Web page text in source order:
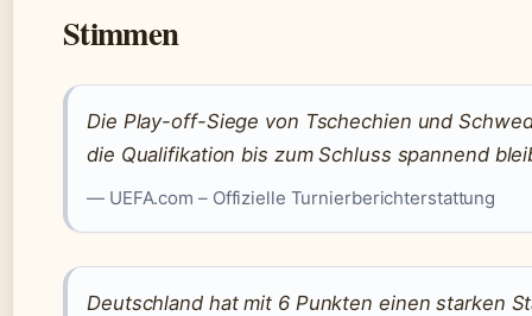
Stimmen
Die Play-off-Siege von Tschechien und
die Qualifikation bis zum Schluss spannend
— UEFA.com – Offizielle Turnierberichterstattung
Deutschland hat mit 6 Punkten einen starken